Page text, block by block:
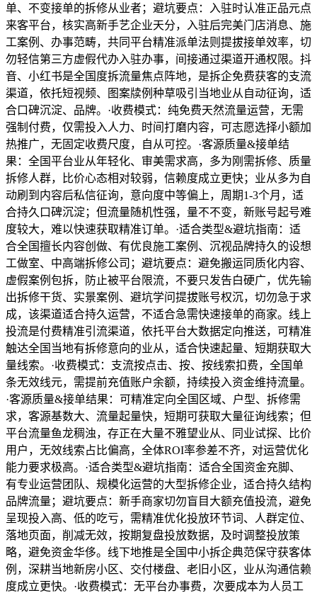
单、不变接单的拆修从业者；避坑要点：入驻时认准正品元点
来客平台，核实高新手艺企业天分，入驻后完美门店消息、施
工案例、办事范畴，共同平台精准派单法则提拔接单效率，切
勿轻信第三方虚假代办入驻办事，间接通过渠道开通权限。抖
音、小红书是全国度拆流量焦点阵地，是拆企免费获客的支流
渠道，依托短视频、图案牍例种草吸引当地业从自动征询，适
合口碑沉淀、品牌。·收费模式：纯免费天然流量运营，无需
强制付费，仅需投入人力、时间打磨内容，可志愿选择小额加
热推广，无固定收费尺度，自从可控。·客源质量&接单结
果：全国平台业从年轻化、审美需求高，多为刚需拆修、质量
拆修人群，比价心态相对较弱，信赖度成立更快；业从多为自
动刷到内容后私信征询，意向度中等偏上，周期1-3个月，适
合持久口碑沉淀；但流量随机性强，量不不变，新账号起号难
度较大，难以快速获取精准订单。·适合类型&避坑指南：适
合全国擅长内容创做、有优良施工案例、沉视品牌持久的设想
工做室、中高端拆修公司；避坑要点：避免搬运同质化内容、
虚假案例包拆，防止被平台限流，不要只发告白硬广，优先输
出拆修干货、实景案例、避坑学问提拔账号权沉，切勿急于求
成，该渠道适合持久运营，不适合急需快速接单的商家。线上
投流是付费精准引流渠道，依托平台大数据定向推送，可精准
触达全国当地有拆修意向的业从，适合快速起量、短期获取大
量线索。·收费模式：支流按点击、按、按线索扣费，全国单
条无效线元，需提前充值账户余额，持续投入资金维持流量。
·客源质量&接单结果：可精准定向全国区域、户型、拆修需
求，客源基数大、流量起量快，短期可获取大量征询线索；但
平台流量鱼龙稠浊，存正在大量不雅望业从、同业试探、比价
用户，无效线索占比偏高，全体ROI率参差不齐，对运营优化
能力要求极高。·适合类型&避坑指南：适合全国资金充脚、
有专业运营团队、规模化运营的大型拆修企业，适合持久结构
品牌流量；避坑要点：新手商家切勿盲目大额充值投流，避免
呈现投入高、低的吃亏，需精准优化投放环节词、人群定位、
落地页面，削减无效，按期复盘投放数据，及时调整投放策
略，避免资金华侈。线下地推是全国中小拆企典范保守获客体
例，深耕当地新房小区、交付楼盘、老旧小区，业从沟通信赖
度成立更快。·收费模式：无平台办事费，次要成本为人员工